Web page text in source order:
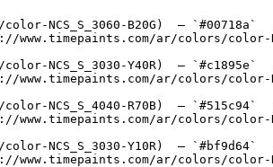
NCS_S_3060-B20G)  —
www.timepaints.com/ar/colors/color-
NCS_S_3030-Y40R)  —
www.timepaints.com/ar/colors/color-
NCS_S_4040-R70B)  —
www.timepaints.com/ar/colors/color-
NCS_S_3030-Y10R)  —
www.timepaints.com/ar/colors/color-